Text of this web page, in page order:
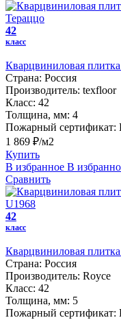
42
класс
Кварцвиниловая
Страна: Россия
Производитель: texfloor
Класс: 42
Толщина, мм: 4
Пожарный сертификат:
1 869 ₽/м2
Купить
В избранное В
Сравнить
42
класс
Кварцвиниловая
Страна: Россия
Производитель: Royce
Класс: 42
Толщина, мм: 5
Пожарный сертификат: